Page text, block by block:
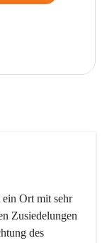
ein Ort mit sehr
Zusiedelungen
des